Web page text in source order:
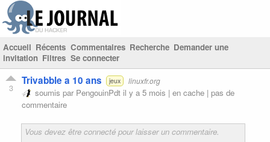
Accueil Récents Commentaires Recherche Demander une
invitation Filtres Se connecter
3
Trivabble a 10 ans jeux linuxfr.org
soumis par PengouinPdt il y a 5 mois | en cache | pas de
commentaire